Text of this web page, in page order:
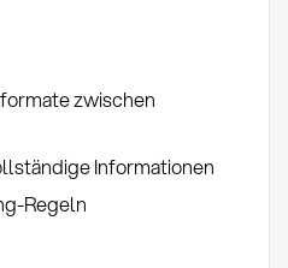
zwischen
Informationen
Regeln